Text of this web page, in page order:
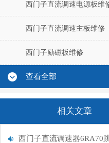
西门子直流调速电源板维
西门子直流调速主板维修
西门子励磁板维修
查看全部
相关文章